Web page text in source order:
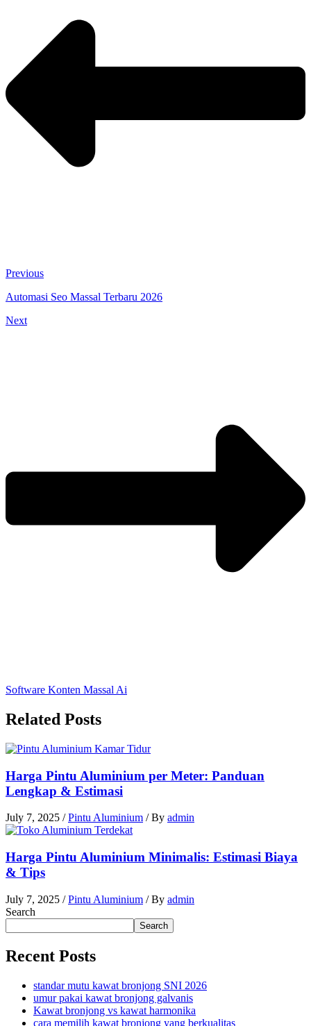
Previous
Automasi Seo Massal Terbaru 2026
Next
Software Konten Massal Ai
Related Posts
Harga Pintu Aluminium per Meter: Panduan
Lengkap & Estimasi
July 7, 2025 /Pintu Aluminium / By admin
Harga Pintu Aluminium Minimalis: Estimasi Biaya
& Tips
July 7, 2025 /Pintu Aluminium / By admin
Search
Search
Recent Posts
standar mutu kawat bronjong SNI 2026
umur pakai kawat bronjong galvanis
Kawat bronjong vs kawat harmonika
cara memilih kawat bronjong yang berkualitas